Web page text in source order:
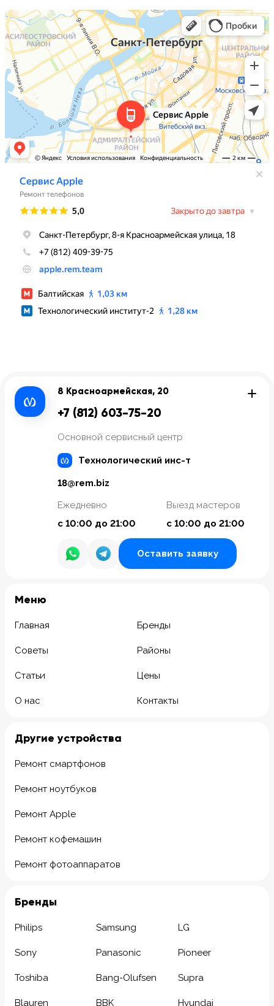
8 Красноармейская, 20
+7 (812) 603-75-20
Основной сервисный центр
Технологический инс-т
18@rem.biz
Ежедневно
с 10:00 до 21:00
Выезд мастеров
с 10:00 до 21:00
Оставить заявку
Meню
Главная Бренды
Советы Районы
Статьи Цены
О нас Контакты
Другие устройства
Ремонт смартфонов
Ремонт ноутбуков
Ремонт Apple
Ремонт кофемашин
Ремонт фотоаппаратов
Бренды
Philips Samsung LG
Sony Panasonic Pioneer
Toshiba Bang-Olufsen Supra
Blauren BBK Hyundai